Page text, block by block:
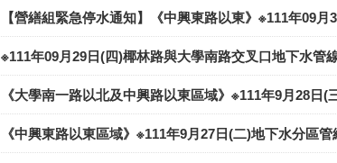
【營繕組緊急停水通知】《中興東路以東》※111年09
※111年09月29日(四)椰林路與大學南路交叉口地下水管
《大學南一路以北及中興路以東區域》※111年9月28
《中興東路以東區域》※111年9月27日(二)地下水分區